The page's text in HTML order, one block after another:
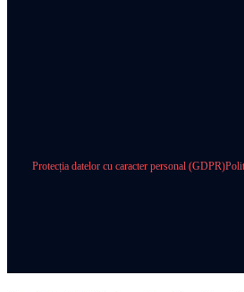
Protecția datelor cu caracter personal (GDPR)